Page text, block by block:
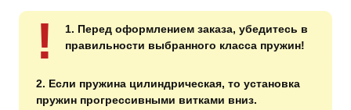
!
1. Перед оформлением заказа, убедитесь в
правильности выбранного класса пружин!
2. Если пружина цилиндрическая, то установка
пружин прогрессивными витками вниз.